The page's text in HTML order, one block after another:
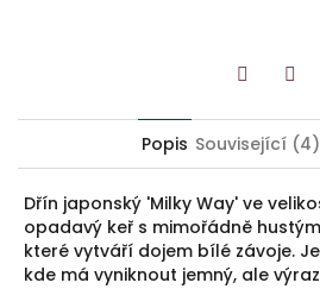
Popis Související (4)
Dřín japonský 'Milky Way' ve
opadavý keř s mimořádně
které vytváří dojem bílé závoje.
kde má vyniknout jemný, ale